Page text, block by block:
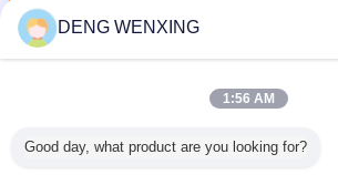
มากกว่า ชุดซีลขุด
DENG WENXING
1:56 AM
Good day, what product are you looking for?